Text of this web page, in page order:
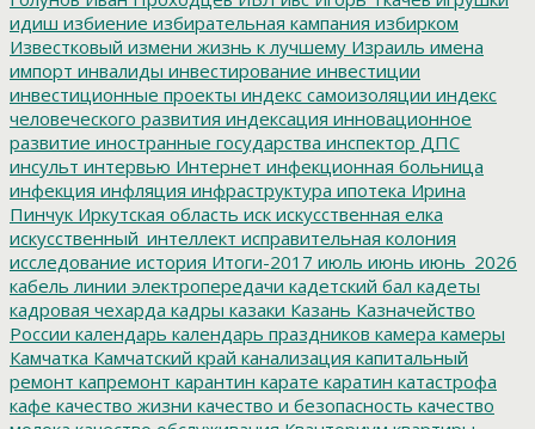
идиш избиение избирательная кампания избирком
Известковый измени жизнь к лучшему Израиль имена
импорт инвалиды инвестирование инвестиции
инвестиционные проекты индекс самоизоляции индекс
человеческого развития индексация инновационное
развитие иностранные государства инспектор ДПС
инсульт интервью Интернет инфекционная больница
инфекция инфляция инфраструктура ипотека Ирина
Пинчук Иркутская область иск искусственная елка
искусственный_интеллект исправительная колония
исследование история Итоги-2017 июль июнь июнь_2026
кабель линии электропередачи кадетский бал кадеты
кадровая чехарда кадры казаки Казань Казначейство
России календарь календарь праздников камера камеры
Камчатка Камчатский край канализация капитальный
ремонт капремонт карантин карате каратин катастрофа
кафе качество жизни качество и безопасность качество